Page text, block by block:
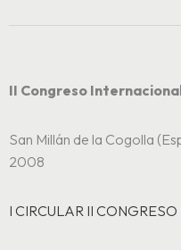
II Congreso
San Millán de la Cogolla
2008
I CIRCULAR II